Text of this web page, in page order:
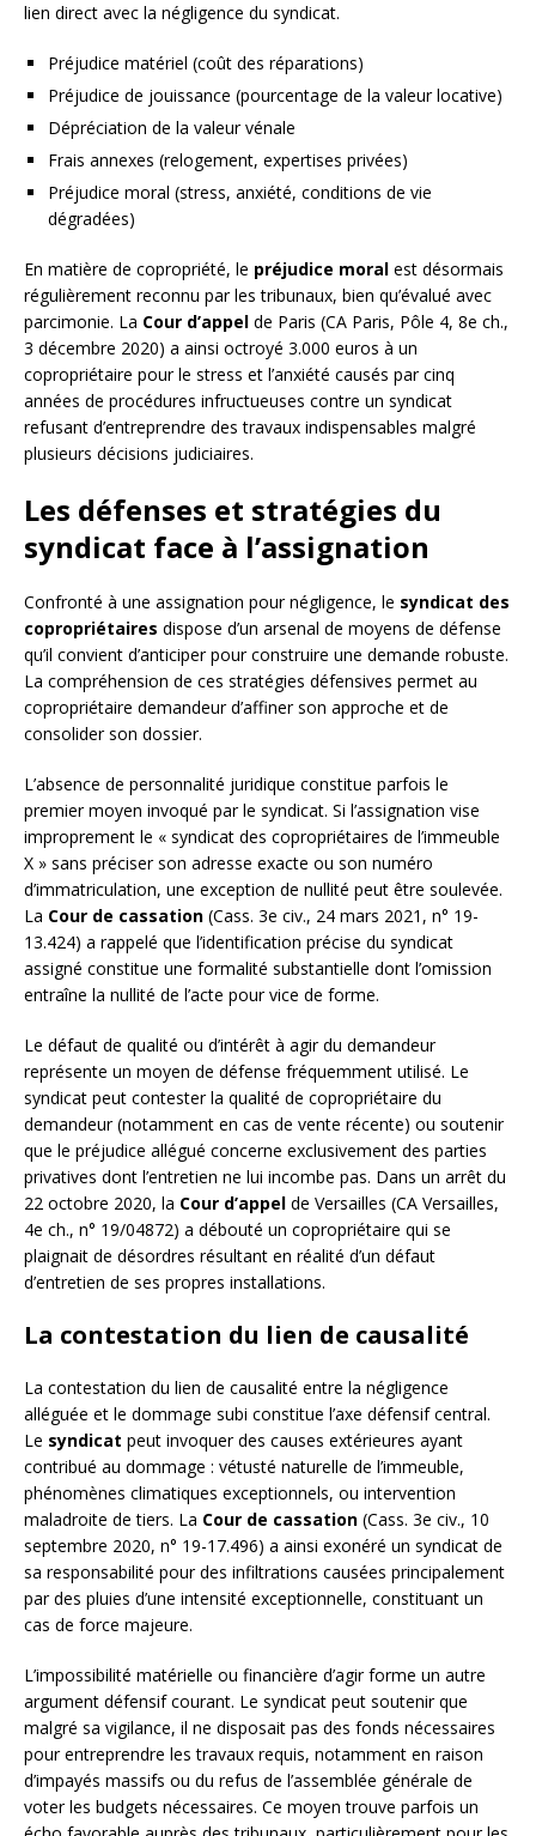
lien direct avec la négligence du syndicat.
Préjudice matériel (coût des réparations)
Préjudice de jouissance (pourcentage de la valeur locative)
Dépréciation de la valeur vénale
Frais annexes (relogement, expertises privées)
Préjudice moral (stress, anxiété, conditions de vie
dégradées)
En matière de copropriété, le préjudice moral est désormais
régulièrement reconnu par les tribunaux, bien qu’évalué avec
parcimonie. La Cour d’appel de Paris (CA Paris, Pôle 4, 8e ch.,
3 décembre 2020) a ainsi octroyé 3.000 euros à un
copropriétaire pour le stress et l’anxiété causés par cinq
années de procédures infructueuses contre un syndicat
refusant d’entreprendre des travaux indispensables malgré
plusieurs décisions judiciaires.
Les défenses et stratégies du
syndicat face à l’assignation
Confronté à une assignation pour négligence, le syndicat des
copropriétaires dispose d’un arsenal de moyens de défense
qu’il convient d’anticiper pour construire une demande robuste.
La compréhension de ces stratégies défensives permet au
copropriétaire demandeur d’affiner son approche et de
consolider son dossier.
L’absence de personnalité juridique constitue parfois le
premier moyen invoqué par le syndicat. Si l’assignation vise
improprement le « syndicat des copropriétaires de l’immeuble
X » sans préciser son adresse exacte ou son numéro
d’immatriculation, une exception de nullité peut être soulevée.
La Cour de cassation (Cass. 3e civ., 24 mars 2021, n° 19-
13.424) a rappelé que l’identification précise du syndicat
assigné constitue une formalité substantielle dont l’omission
entraîne la nullité de l’acte pour vice de forme.
Le défaut de qualité ou d’intérêt à agir du demandeur
représente un moyen de défense fréquemment utilisé. Le
syndicat peut contester la qualité de copropriétaire du
demandeur (notamment en cas de vente récente) ou soutenir
que le préjudice allégué concerne exclusivement des parties
privatives dont l’entretien ne lui incombe pas. Dans un arrêt du
22 octobre 2020, la Cour d’appel de Versailles (CA Versailles,
4e ch., n° 19/04872) a débouté un copropriétaire qui se
plaignait de désordres résultant en réalité d’un défaut
d’entretien de ses propres installations.
La contestation du lien de causalité
La contestation du lien de causalité entre la négligence
alléguée et le dommage subi constitue l’axe défensif central.
Le syndicat peut invoquer des causes extérieures ayant
contribué au dommage : vétusté naturelle de l’immeuble,
phénomènes climatiques exceptionnels, ou intervention
maladroite de tiers. La Cour de cassation (Cass. 3e civ., 10
septembre 2020, n° 19-17.496) a ainsi exonéré un syndicat de
sa responsabilité pour des infiltrations causées principalement
par des pluies d’une intensité exceptionnelle, constituant un
cas de force majeure.
L’impossibilité matérielle ou financière d’agir forme un autre
argument défensif courant. Le syndicat peut soutenir que
malgré sa vigilance, il ne disposait pas des fonds nécessaires
pour entreprendre les travaux requis, notamment en raison
d’impayés massifs ou du refus de l’assemblée générale de
voter les budgets nécessaires. Ce moyen trouve parfois un